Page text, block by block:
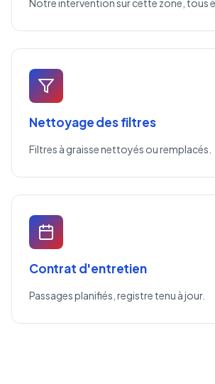
Notre intervention sur cette zone, tous
Nettoyage des filtres
Filtres à graisse nettoyés ou remplacés.
Contrat d'entretien
Passages planifiés, registre tenu à jour.